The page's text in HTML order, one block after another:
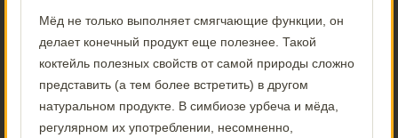
Мёд не только выполняет смягчающие функции, он
делает конечный продукт еще полезнее. Такой
коктейль полезных свойств от самой природы сложно
представить (а тем более встретить) в другом
натуральном продукте. В симбиозе урбеча и мёда,
регулярном их употреблении, несомненно,